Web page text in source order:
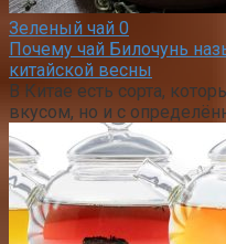
Зеленый чай 0
Почему чай Билочунь
китайской весны
В Китае есть сорта,
вкусом, но и с